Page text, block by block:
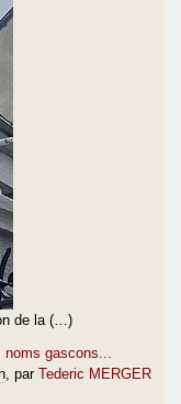
de la (…)
gascons...
, par Tederic MERGER